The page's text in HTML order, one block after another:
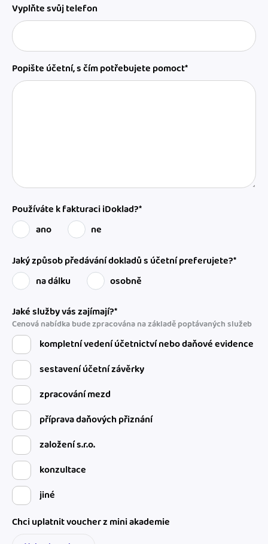
Vyplňte svůj telefon
Popište účetní, s čím potřebujete pomoct*
Používáte k fakturaci iDoklad?*
ano
ne
Jaký způsob předávání dokladů s účetní preferujete?*
na dálku
osobně
Jaké služby vás zajímají?*
Cenová nabídka bude zpracována na základě poptávaných služeb
kompletní vedení účetnictví nebo daňové evidence
sestavení účetní závěrky
zpracování mezd
příprava daňových přiznání
založení s.r.o.
konzultace
jiné
Chci uplatnit voucher z mini akademie